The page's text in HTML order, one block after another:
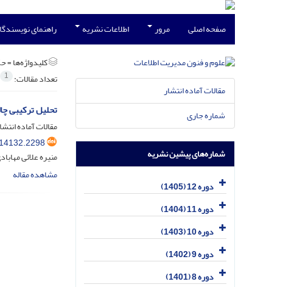
صفحه اصلی مرور اطلاعات نشریه راهنمای
کلیدواژه‌ها =
تعداد مقالات: 1
تحلیل ترکیبی
مقالات آماده
منیره علائی
مشاهده مقاله
مقالات آماده انتشار
شماره جاری
شماره‌های پیشین نشریه
دوره 12 (1405)
دوره 11 (1404)
دوره 10 (1403)
دوره 9 (1402)
دوره 8 (1401)